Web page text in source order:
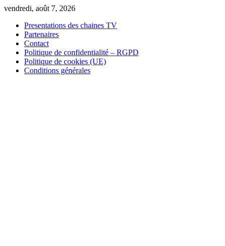
Skip
content
vendredi, août 7, 2026
Presentations des chaines TV
Partenaires
Contact
Politique de confidentialité – RGPD
Politique de cookies (UE)
Conditions générales